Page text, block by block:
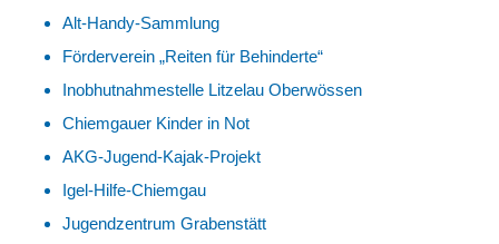
Alt-Handy-Sammlung
Förderverein „Reiten für Behinderte“
Inobhutnahmestelle Litzelau Oberwössen
Chiemgauer Kinder in Not
AKG-Jugend-Kajak-Projekt
Igel-Hilfe-Chiemgau
Jugendzentrum Grabenstätt